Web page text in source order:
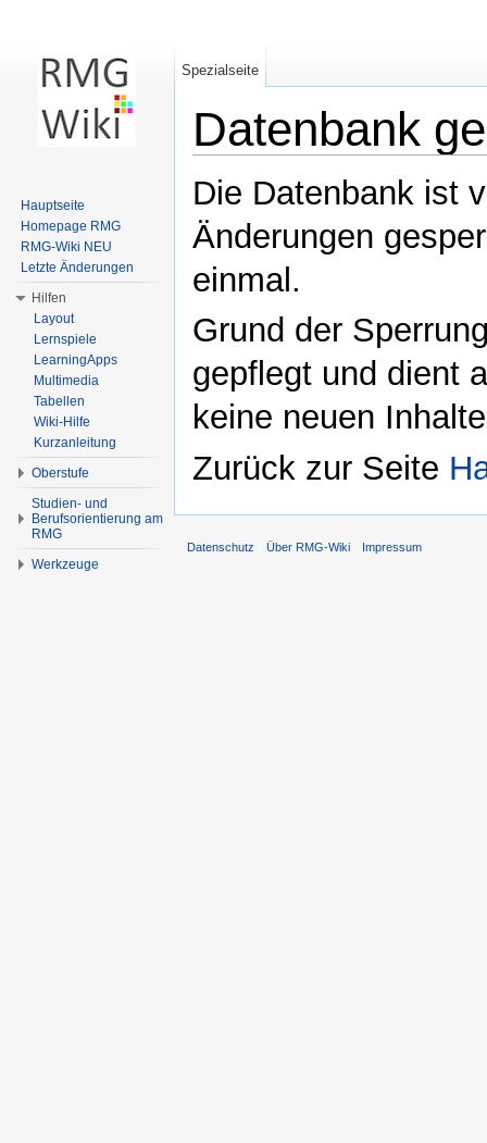
Datenbank
Die Datenbank ist
Änderungen
einmal.
Grund der
gepflegt und dient
keine neuen
Zurück zur Seite
Spezialseite
Hauptseite
Homepage RMG
RMG-Wiki NEU
Letzte Änderungen
Hilfen
Layout
Lernspiele
LearningApps
Multimedia
Tabellen
Wiki-Hilfe
Kurzanleitung
Oberstufe
Studien- und
Berufsorientierung am
RMG
Werkzeuge
Datenschutz Über RMG-Wiki Impressum